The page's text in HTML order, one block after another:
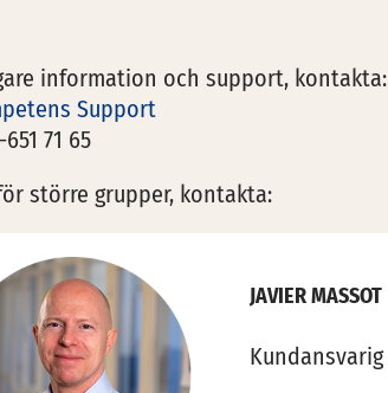
information och support, kontakta:
Support
71 65
större grupper, kontakta:
JAVIER MASSOT
Kundansvarig